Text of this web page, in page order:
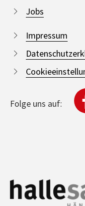
Jobs
Impressum
Folge uns auf: